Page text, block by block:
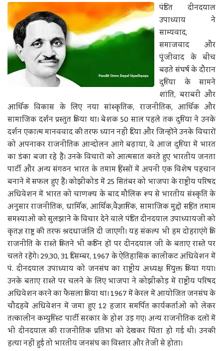
पंडित दीनदयाल
उपाध्याय ने
साम्यवाद,
समाजवाद और
पूंजीवाद के बीच
बढ़ते संघर्ष के दौरान
दुनिया के सामने
शांति, बराबरी और
आर्थिक विकास के लिए नया सांस्कृतिक, राजनीतिक, आर्थिक और
सामाजिक दर्शन प्रस्तुत किया था। बेशक 50 साल पहले तक दुनिया ने उनके
दर्शन एकात्म मानववाद की तरफ ध्यान नहीं दिया और जिन्होंने उनके विचारों
को अपनाकर राजनीतिक आन्दोलन आगे बढ़ाया, वे आज दुनिया में भारत
का डंका बजा रहे हैं। उनके विचारों को आत्मसात करते हुए भारतीय जनता
पार्टी और अन्य संगठन भारत के तमाम हिस्सों में अपनी एक विशेष पहचान
बनाने में सफल हुए हैं। कोझीकोड में 25 सितंबर को भाजपा के राष्ट्रीय परिषद
अधिवेशन में भारत को चाणक्य के बाद मौलिक रूप से भारतीय संस्कृति के
अनुसार राजनीतिक, धार्मिक, आर्थिक,वैज्ञानिक, सामाजिक मुद्दों सहित तमाम
समस्याओं को सुलझाने के विचार देने वाले पंडित दीनदयाल उपाध्यायजी को
कृतज्ञ राष्ट्र की तरफ श्रदधाजंलि दी जाएगी। यह संकल्प भी हम दोहराएंगे कि
राजनीति के रास्ते कितने भी कठिन हों पर दीनदयाल जी के बताए रास्ते पर
चलते रहेंगे। 29,30, 31 दिसम्बर, 1967 के ऐतिहासिक कालीकट अधिवेशन में
पं. दीनदयाल उपाध्याय को जनसंघ का राष्ट्रीय अध्यक्ष नियुक्त किया गया।
उनके बताए रास्ते पर चलने के लिए भाजपा ने कोझीकोड़ में राष्ट्रीय परिषद
अधिवेशन करने का फैसला किया था। 1967 में केरल में आयोजित जनसंघ के
चौदहवें अधिवेशन में जमा हुए 12 हजार समर्पित कार्यकर्ताओं को लेकर
तत्कालीन कम्युनिस्ट पार्टी सरकार के होश उड़ गए। अन्य राजनीतिक दलों में
भी दीनदयाल की राजनीतिक प्रतिभा को देखकर चिंता हो गई थी। उनकी
हत्या नहीं हुई तो भारतीय जनसंघ का विस्तार और तेजी से होता।